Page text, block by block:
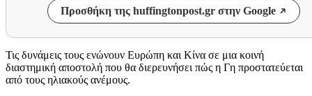
Προσθήκη της huffingtonpost.gr στην Google
Τις δυνάμεις τους ενώνουν Ευρώπη και Κίνα σε μια κοινή
διαστημική αποστολή που θα διερευνήσει πώς η Γη προστατεύεται
από τους ηλιακούς ανέμους.